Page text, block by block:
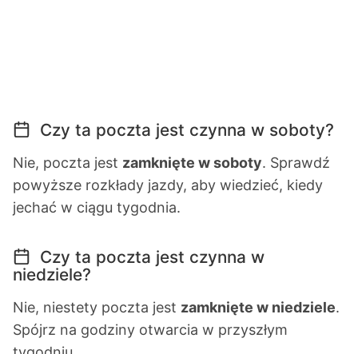
Czy ta poczta jest czynna w soboty?
Nie, poczta jest zamknięte w soboty. Sprawdź
powyższe rozkłady jazdy, aby wiedzieć, kiedy
jechać w ciągu tygodnia.
Czy ta poczta jest czynna w
niedziele?
Nie, niestety poczta jest zamknięte w niedziele.
Spójrz na godziny otwarcia w przyszłym